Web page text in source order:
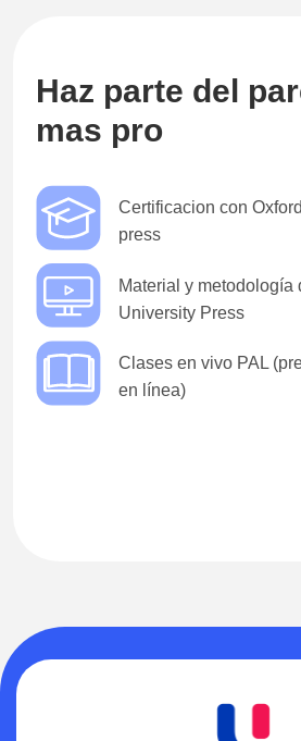
Haz parte del
mas pro
Certificacion con
press
Material y metodología
University Press
Clases en vivo PAL
en línea)